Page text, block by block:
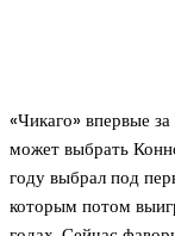
«Чикаго» впервые
может выбрать
году выбрал под
которым потом